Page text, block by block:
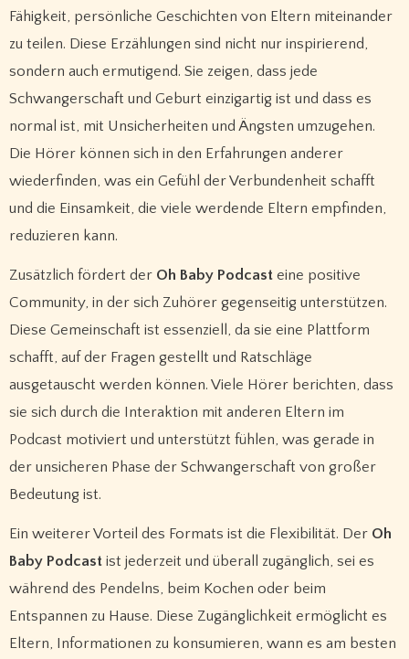
Fähigkeit, persönliche Geschichten von Eltern miteinander
zu teilen. Diese Erzählungen sind nicht nur inspirierend,
sondern auch ermutigend. Sie zeigen, dass jede
Schwangerschaft und Geburt einzigartig ist und dass es
normal ist, mit Unsicherheiten und Ängsten umzugehen.
Die Hörer können sich in den Erfahrungen anderer
wiederfinden, was ein Gefühl der Verbundenheit schafft
und die Einsamkeit, die viele werdende Eltern empfinden,
reduzieren kann.
Zusätzlich fördert der Oh Baby Podcasteine positive
Community, in der sich Zuhörer gegenseitig unterstützen.
Diese Gemeinschaft ist essenziell, da sie eine Plattform
schafft, auf der Fragen gestellt und Ratschläge
ausgetauscht werden können. Viele Hörer berichten, dass
sie sich durch die Interaktion mit anderen Eltern im
Podcast motiviert und unterstützt fühlen, was gerade in
der unsicheren Phase der Schwangerschaft von großer
Bedeutung ist.
Ein weiterer Vorteil des Formats ist die Flexibilität. Der Oh
Baby Podcastist jederzeit und überall zugänglich, sei es
während des Pendelns, beim Kochen oder beim
Entspannen zu Hause. Diese Zugänglichkeit ermöglicht es
Eltern, Informationen zu konsumieren, wann es am besten